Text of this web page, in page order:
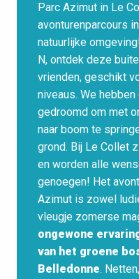
Parc Azimut in Le
avonturenparcours
natuurlijke
N, ontdek deze
vrienden, geschikt
niveaus. We
gedroomd om met
naar boom te
grond. Bij Le Collet
en worden alle
genoegen! Het
Azimut is zowel
vleugje zomerse
ongewone
van het groene
Belledonne.